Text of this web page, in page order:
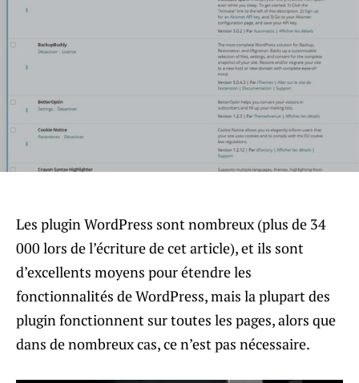
Les plugin WordPress sont nombreux (plus de 34
000 lors de l’écriture de cet article), et ils sont
d’excellents moyens pour étendre les
fonctionnalités de WordPress, mais la plupart des
plugin fonctionnent sur toutes les pages, alors que
dans de nombreux cas, ce n’est pas nécessaire.